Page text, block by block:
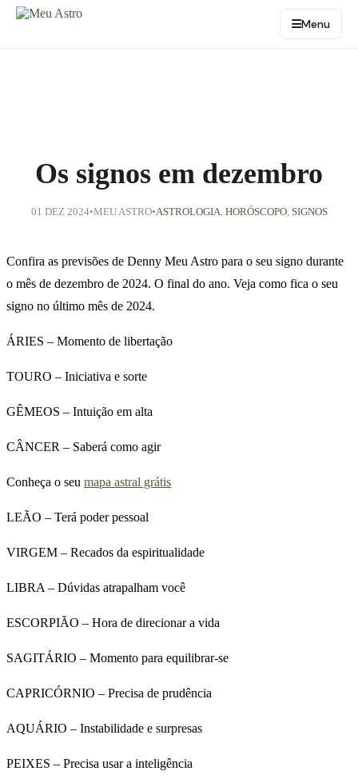
Menu
Os signos em dezembro
01 DEZ 2024•MEU ASTRO•ASTROLOGIA, HORÓSCOPO, SIGNOS
Confira as previsões de Denny Meu Astro para o seu signo durante
o mês de dezembro de 2024. O final do ano. Veja como fica o seu
signo no último mês de 2024.
ÁRIES – Momento de libertação
TOURO – Iniciativa e sorte
GÊMEOS – Intuição em alta
CÂNCER – Saberá como agir
Conheça o seu mapa astral grátis
LEÃO – Terá poder pessoal
VIRGEM – Recados da espiritualidade
LIBRA – Dúvidas atrapalham você
ESCORPIÃO – Hora de direcionar a vida
SAGITÁRIO – Momento para equilibrar-se
CAPRICÓRNIO – Precisa de prudência
AQUÁRIO – Instabilidade e surpresas
PEIXES – Precisa usar a inteligência